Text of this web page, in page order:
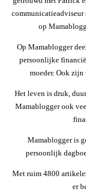
op
Op Mamablogger
persoonlijke
moeder. Ook zijn
Het leven is druk,
Mamablogger ook
Mamablogger is
persoonlijk
Met ruim 4800
er